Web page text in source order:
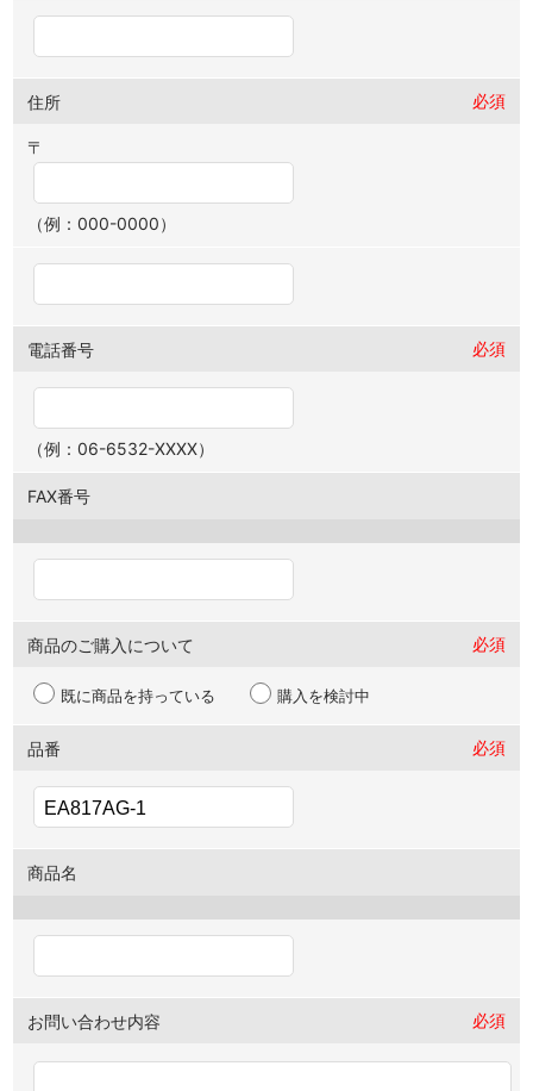
住所 必須
〒
（例：000-0000）
電話番号 必須
（例：06-6532-XXXX）
FAX番号
商品のご購入について 必須
既に商品を持っている 購入を検討中
品番 必須
商品名
お問い合わせ内容 必須